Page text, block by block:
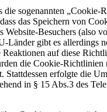
die sogenannten „Cookie-
das Speichern von
Website-Besuchers (also
Länder gibt es allerdings
Reaktionen auf diese
die Cookie-Richtlinien
Stattdessen erfolgte die
in § 15 Abs.3 des